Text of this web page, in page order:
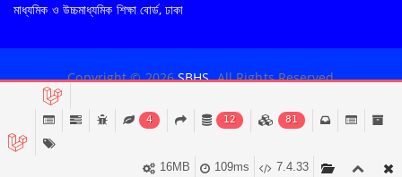
মাধ্যমিক ও উচ্চমাধ্যমিক শিক্ষা বোর্ড, ঢাকা
Copyright © 2026SBHS. All Rights Reserved
Terms & Conditions
4 12 81
7.4.33
109ms
16MB